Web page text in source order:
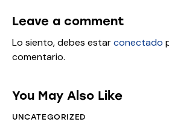
Leave a comment
Lo siento, debes estarconectado
comentario.
You May Also Like
UNCATEGORIZED